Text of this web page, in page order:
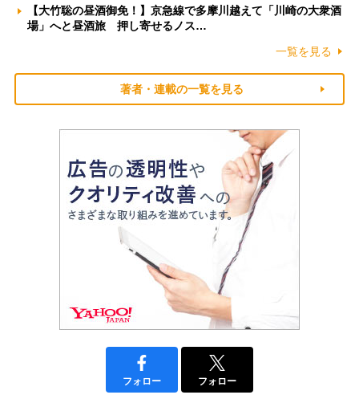
【大竹聡の昼酒御免！】京急線で多摩川越えて「川崎の大衆酒
場」へと昼酒旅 押し寄せるノス…
一覧を見る
著者・連載の一覧を見る
フォロー フォロー